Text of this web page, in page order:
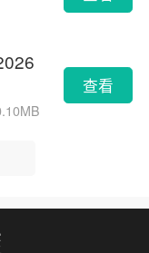
查看